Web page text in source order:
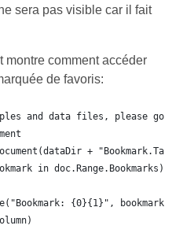
sera pas visible car il fait
montre comment accéder
de favoris:
and data files, please go
+
in doc.Range.Bookmarks)
{0}{1}",